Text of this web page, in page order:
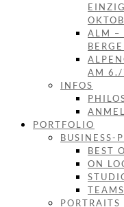
ALM –
AM
INFOS
PORTFOLIO
BUSINESS-
BEST
ON
TEAMS
PORTRAITS